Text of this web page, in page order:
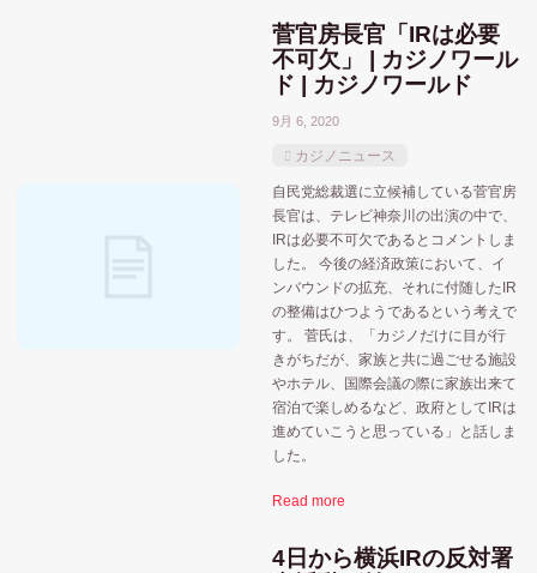
菅官房長官「IRは必要
不可欠」 | カジノワール
ド | カジノワールド
9月 6, 2020
カジノニュース
自民党総裁選に立候補している菅官房
長官は、テレビ神奈川の出演の中で、
IRは必要不可欠であるとコメントしま
した。 今後の経済政策において、イ
ンバウンドの拡充、それに付随したIR
の整備はひつようであるという考えで
す。 菅氏は、「カジノだけに目が行
きがちだが、家族と共に過ごせる施設
やホテル、国際会議の際に家族出来て
宿泊で楽しめるなど、政府としてIRは
進めていこうと思っている」と話しま
した。
Read more
4日から横浜IRの反対署